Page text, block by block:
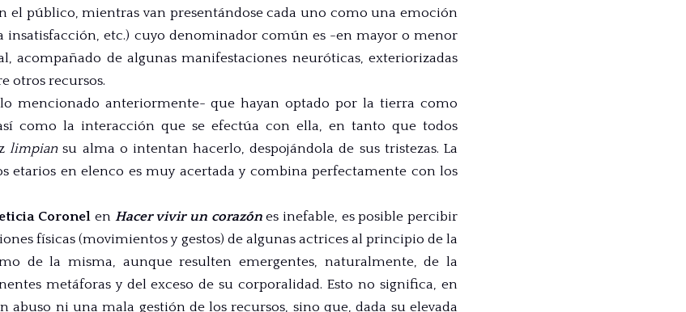
el público, mientras van presentándose cada uno como una emoción
insatisfacción, etc.) cuyo denominador común es -en mayor o menor
acompañado de algunas manifestaciones neuróticas, exteriorizadas
otros recursos.
lo mencionado anteriormente- que hayan optado por la tierra como
como la interacción que se efectúa con ella, en tanto que todos
limpiansu alma o intentan hacerlo, despojándola de sus tristezas. La
etarios en elenco es muy acertada y combina perfectamente con los
Coronel en Hacer vivir un corazónes inefable, es posible percibir
físicas (movimientos y gestos) de algunas actrices al principio de la
de la misma, aunque resulten emergentes, naturalmente, de la
metáforas y del exceso de su corporalidad. Esto no significa, en
abuso ni una mala gestión de los recursos, sino que, dada su elevada